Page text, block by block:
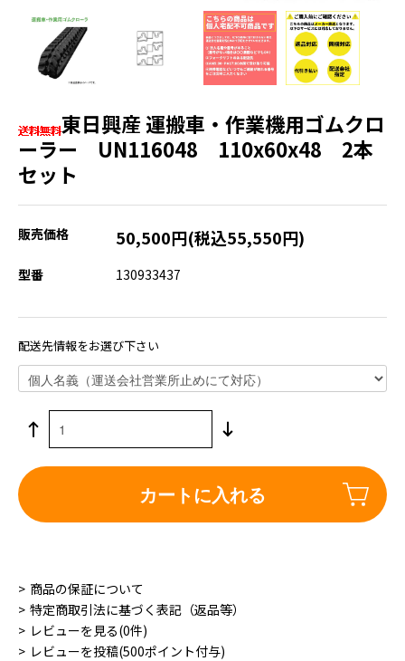
東日興産 運搬車・作業機用ゴムクロ
ーラー UN116048 110x60x48 2本
セット
販売価格 50,500円(税込55,550円)
型番 130933437
配送先情報をお選び下さい
カートに入れる
商品の保証について
特定商取引法に基づく表記（返品等）
レビューを見る(0件)
レビューを投稿(500ポイント付与)